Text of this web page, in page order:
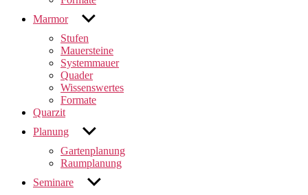
Marmor
untermenü
Stufen
Mauersteine
Systemmauer
Quader
Wissenswertes
Formate
Quarzit
Planung
untermenü
Gartenplanung
Raumplanung
Seminare
untermenü